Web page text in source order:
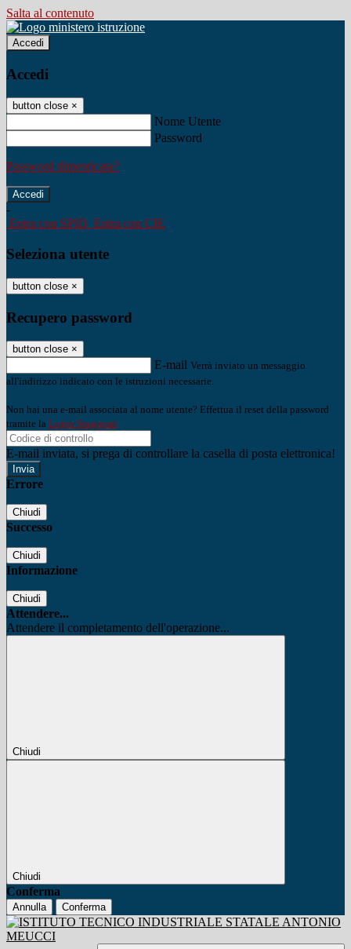
Salta al contenuto
Accedi
Accedi
button close ×
Nome Utente
Password
Password dimenticata?
-
Entra con SPID Entra con CIE
Seleziona utente
button close ×
Recupero password
button close ×
E-mail Verrà inviato un messaggio
all'indirizzo indicato con le istruzioni necessarie.
Non hai una e-mail associata al nome utente? Effettua il reset della password
tramite la Login Spaggiari
E-mail inviata, si prega di controllare la casella di posta elettronica!
Errore
Chiudi
Successo
Chiudi
Informazione
Chiudi
Attendere...
Attendere il completamento dell'operazione...
Chiudi
Chiudi
Conferma
Annulla Conferma